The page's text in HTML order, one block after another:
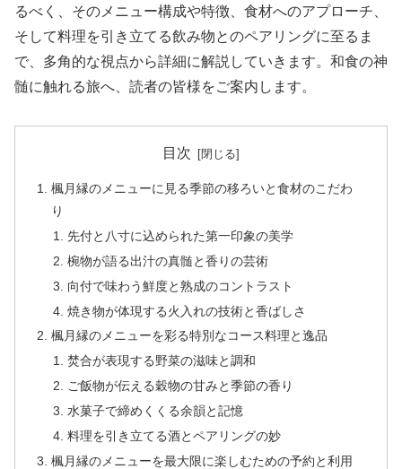
るべく、そのメニュー構成や特徴、食材へのアプローチ、
そして料理を引き立てる飲み物とのペアリングに至るま
で、多角的な視点から詳細に解説していきます。和食の神
髄に触れる旅へ、読者の皆様をご案内します。
目次
楓月縁のメニューに見る季節の移ろいと食材のこだわ
り
先付と八寸に込められた第一印象の美学
椀物が語る出汁の真髄と香りの芸術
向付で味わう鮮度と熟成のコントラスト
焼き物が体現する火入れの技術と香ばしさ
楓月縁のメニューを彩る特別なコース料理と逸品
焚合が表現する野菜の滋味と調和
ご飯物が伝える穀物の甘みと季節の香り
水菓子で締めくくる余韻と記憶
料理を引き立てる酒とペアリングの妙
楓月縁のメニューを最大限に楽しむための予約と利用